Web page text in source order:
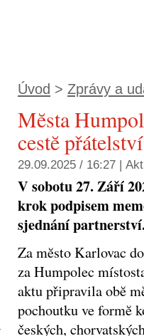
Úvod > Zprávy a
Mĕsta
cestĕ přátelství
29.09.2025 / 16:27 |
V sobotu 27. Září
krok podpisem
sjednání
Za mĕsto Karlovac
za Humpolec
aktu připravila obĕ
pochoutku ve formĕ
českých,